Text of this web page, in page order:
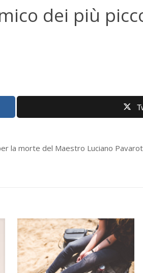
dei più
la morte del Maestro Luciano